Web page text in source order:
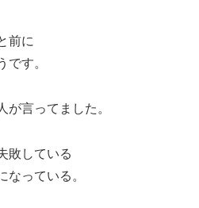
前に
です。
が言ってました。
敗している
なっている。